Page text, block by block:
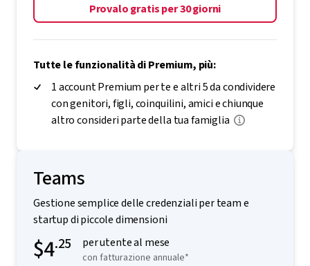
Provalo gratis per 30 giorni
Tutte le funzionalità di Premium, più:
1 account Premium per te e altri 5 da condividere
con genitori, figli, coinquilini, amici e chiunque
altro consideri parte della tua famiglia
Teams
Gestione semplice delle credenziali per team e
startup di piccole dimensioni
$4.25 per utente al mese
con fatturazione annuale*